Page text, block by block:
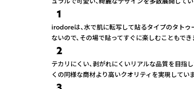
1
irodoreは、水で肌に転写して貼るタイプのタト
ないので、その場で貼ってすぐに楽しむこともでき
2
テカリにくい、剥がれにくいリアルな品質を目指
くの同様な商材より高いクオリティを実現していま